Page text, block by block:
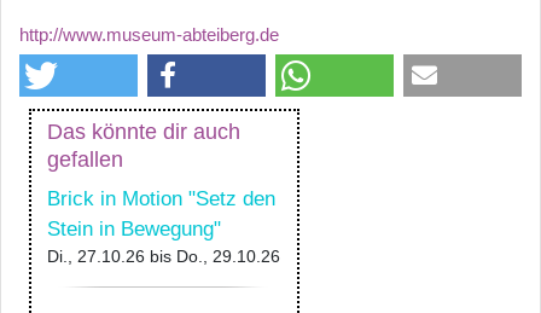
http://www.museum-abteiberg.de
Das könnte dir auch
gefallen
Brick in Motion "Setz den
Stein in Bewegung"
Di., 27.10.26 bis Do., 29.10.26